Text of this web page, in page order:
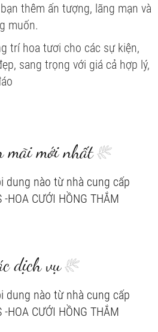
thêm ấn tượng, lãng mạn và
muốn.
trí hoa tươi cho các sự kiện,
sang trọng với giá cả hợp lý,
mãi mới nhất
dung nào từ nhà cung cấp
-HOA CƯỚI HỒNG THẮM
dịch vụ
dung nào từ nhà cung cấp
-HOA CƯỚI HỒNG THẮM